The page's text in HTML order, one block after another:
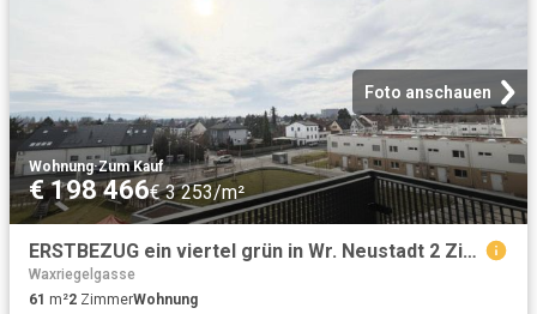
Foto anschauen
Wohnung·Zum Kauf
€ 198 466€ 3 253/m²
ERSTBEZUG ein viertel grün in Wr. Neustadt 2 Zimmer Pärchenwohnung mit Balkon
Waxriegelgasse
61 m²2 ZimmerWohnung